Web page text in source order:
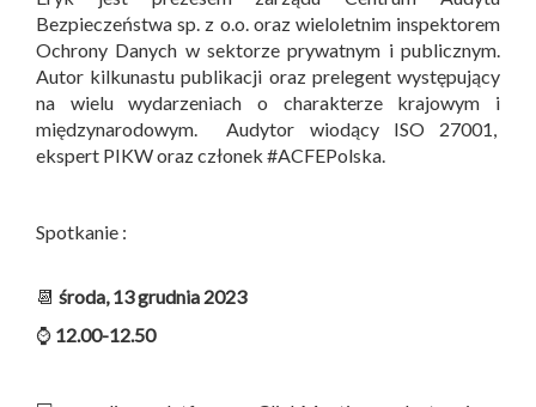
Bezpieczeństwa sp. z o.o. oraz wieloletnim inspektorem
Ochrony Danych w sektorze prywatnym i publicznym.
Autor kilkunastu publikacji oraz prelegent występujący
na wielu wydarzeniach o charakterze krajowym i
międzynarodowym. Audytor wiodący ISO 27001,
ekspert PIKW oraz członek #ACFEPolska.
Spotkanie :
📆 środa, 13 grudnia 2023
⌚ 12.00-12.50